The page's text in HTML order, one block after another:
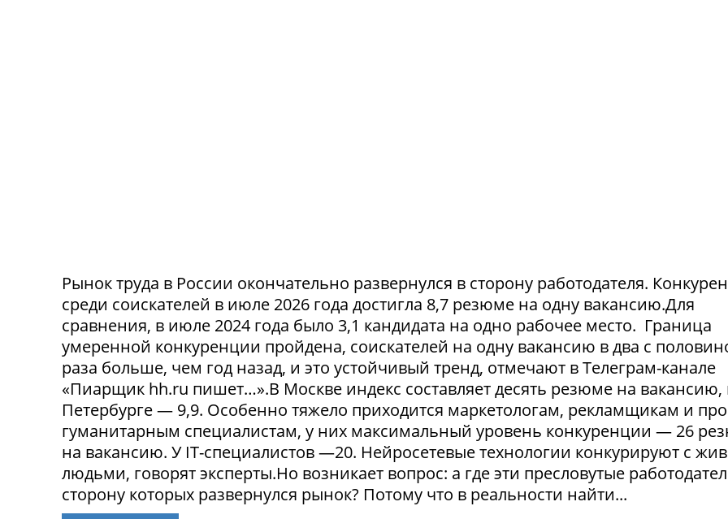
Рынок труда в России окончательно развернулся в сторону работодателя.
среди соискателей в июле 2026 года достигла 8,7 резюме на одну вакансию.Для
сравнения, в июле 2024 года было 3,1 кандидата на одно рабочее место. Граница
умеренной конкуренции пройдена, соискателей на одну вакансию в два с
раза больше, чем год назад, и это устойчивый тренд, отмечают в Телеграм-канале
«Пиарщик hh.ru пишет…».В Москве индекс составляет десять резюме на вакансию,
Петербурге — 9,9. Особенно тяжело приходится маркетологам, рекламщикам и
гуманитарным специалистам, у них максимальный уровень конкуренции — 26
на вакансию. У IT-специалистов —20. Нейросетевые технологии конкурируют с
людьми, говорят эксперты.Но возникает вопрос: а где эти пресловутые
сторону которых развернулся рынок? Потому что в реальности найти...